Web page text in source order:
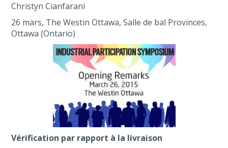
Christyn Cianfarani
26 mars, The Westin Ottawa, Salle de bal Provinces,
Ottawa (Ontario)
Vérification par rapport à la livraison